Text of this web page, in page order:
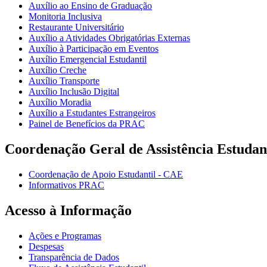
Auxílio ao Ensino de Graduação
Monitoria Inclusiva
Restaurante Universitário
Auxílio a Atividades Obrigatórias Externas
Auxílio à Participação em Eventos
Auxílio Emergencial Estudantil
Auxílio Creche
Auxílio Transporte
Auxílio Inclusão Digital
Auxílio Moradia
Auxílio a Estudantes Estrangeiros
Painel de Benefícios da PRAC
Coordenação Geral de Assistência
Coordenação de Apoio Estudantil - CAE
Informativos PRAC
Acesso à Informação
Ações e Programas
Despesas
Transparência de Dados